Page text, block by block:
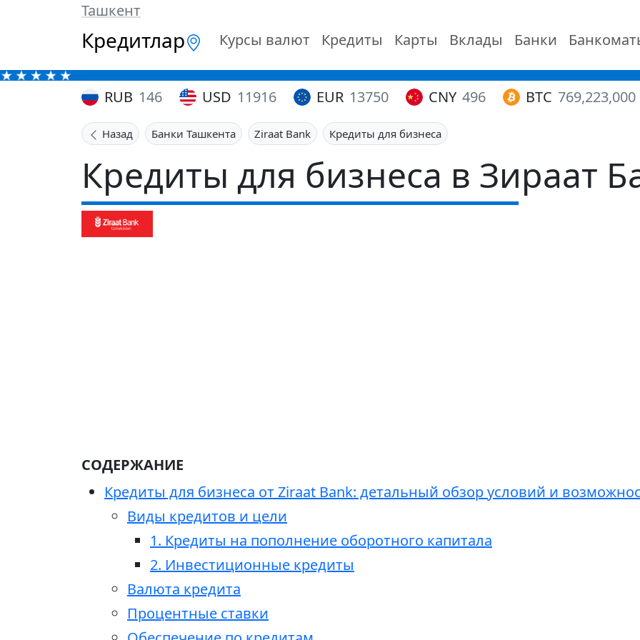
Ташкент
Кредитлар Курсы валют Кредиты Карты Вклады Банки
RUB 146 USD 11916 EUR 13750 CNY 496 BTC 769,223,000
Назад Банки Ташкента Ziraat Bank Кредиты для бизнеса
Кредиты для бизнеса в Зираат
СОДЕРЖАНИЕ
Кредиты для бизнеса от Ziraat Bank: детальный обзор условий и
Виды кредитов и цели
1. Кредиты на пополнение оборотного капитала
2. Инвестиционные кредиты
Валюта кредита
Процентные ставки